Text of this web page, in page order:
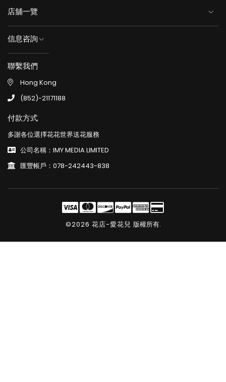
店舖一覽
信息咨詢
聯繫我們
Hong Kong
(852)-21171188
付款方式
多謝各位選擇花花世界送花服務
公司名稱：IMY MEDIA LIMITED
匯豐帳戶：078-242443-838
©2026 花店-愛花兒 版權所有.